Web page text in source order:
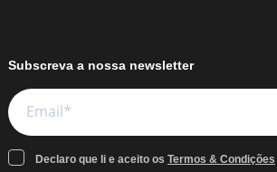
Subscreva a nossa newsletter
Declaro que li e aceito os Termos & Condições